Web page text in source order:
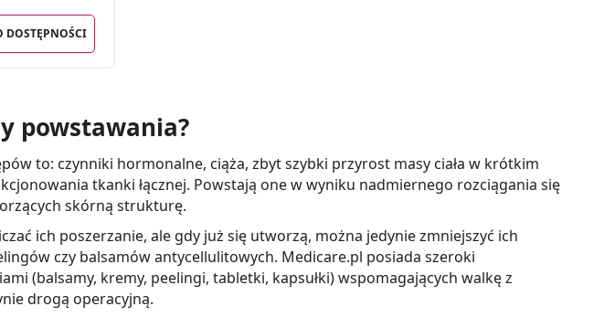
DOSTĘPNOŚCI
powstawania?
to: czynniki hormonalne, ciąża, zbyt szybki przyrost masy ciała w krótkim
tkanki łącznej. Powstają one w wyniku nadmiernego rozciągania się
skórną strukturę.
ich poszerzanie, ale gdy już się utworzą, można jedynie zmniejszyć ich
czy balsamów antycellulitowych. Medicare.pl posiada szeroki
(balsamy, kremy, peelingi, tabletki, kapsułki) wspomagających walkę z
drogą operacyjną.